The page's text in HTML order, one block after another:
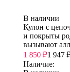
В наличии
Кулон с
и покрыты
вызывают
1 850 ₽1 947
Наличие: